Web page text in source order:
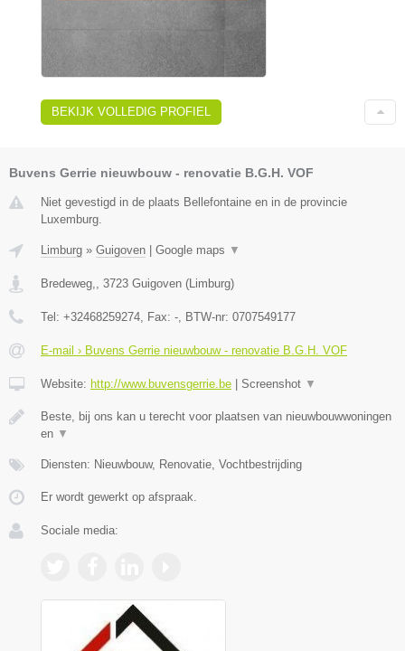
BEKIJK VOLLEDIG PROFIEL
Buvens Gerrie nieuwbouw - renovatie B.G.H. VOF
Niet gevestigd in de plaats Bellefontaine en in de provincie
Luxemburg.
Limburg » Guigoven Google maps ▼
Bredeweg,, 3723 Guigoven (Limburg)
Tel: +32468259274, Fax: -, BTW-nr: 0707549177
E-mail › Buvens Gerrie nieuwbouw - renovatie B.G.H. VOF
Website: http://www.buvensgerrie.be Screenshot ▼
Beste, bij ons kan u terecht voor plaatsen van nieuwbouwwoningen
en ▼
Diensten: Nieuwbouw, Renovatie, Vochtbestrijding
Er wordt gewerkt op afspraak.
Sociale media: